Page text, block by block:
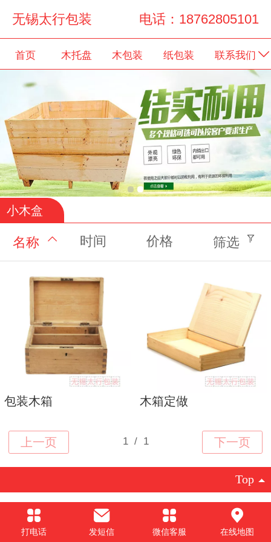
无锡太行包装 电话：18762805101
首页 木托盘 木包装 纸包装 联系我们
小木盒
名称 时间 价格 筛选
包装木箱 木箱定做
Top
2019 版权所有 无锡市太行木业有限公司
手机：18762805101 15190293316
地址：无锡市锡山区幸福路8号
打电话 发短信 微信客服 在线地图